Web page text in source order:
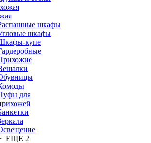
шкафы
шкафы
купе
для
ЕЩЕ 2